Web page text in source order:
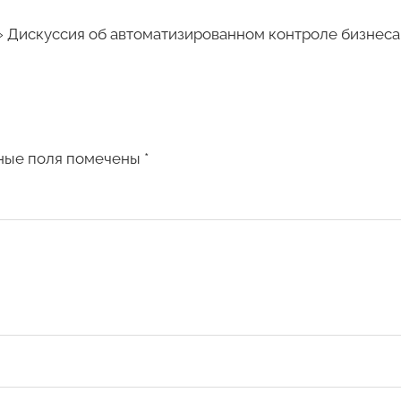
Дискуссия об автоматизированном контроле
поля помечены *